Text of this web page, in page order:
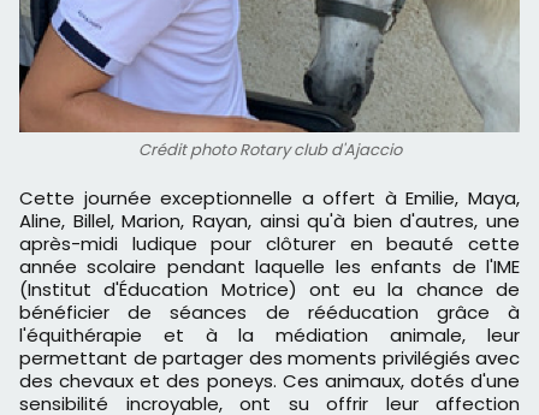
Crédit photo Rotary club d'Ajaccio
Cette journée exceptionnelle a offert à Emilie, Maya,
Aline, Billel, Marion, Rayan, ainsi qu'à bien d'autres, une
après-midi ludique pour clôturer en beauté cette
année scolaire pendant laquelle les enfants de l'IME
(Institut d'Éducation Motrice) ont eu la chance de
bénéficier de séances de rééducation grâce à
l'équithérapie et à la médiation animale, leur
permettant de partager des moments privilégiés avec
des chevaux et des poneys. Ces animaux, dotés d'une
sensibilité incroyable, ont su offrir leur affection